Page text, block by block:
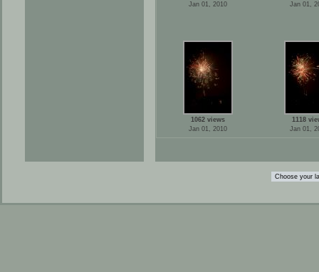
Jan 01, 2010
Jan 01,
1062 views
Jan 01, 2010
1118
Jan 01,